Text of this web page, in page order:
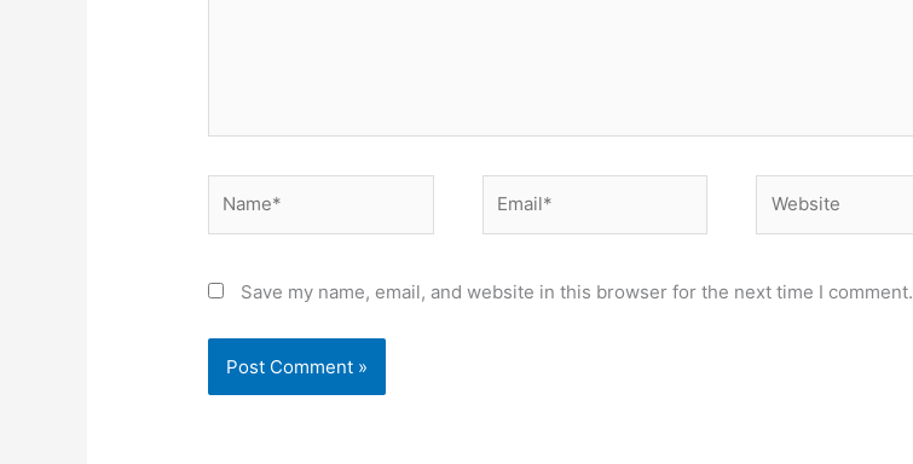
Save my name, email, and website in this browser for the next time I comment.